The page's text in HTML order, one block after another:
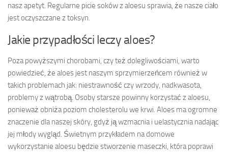
nasz apetyt. Regularne picie soków z aloesu sprawia, że nasze ciało
jest oczyszczane z toksyn.
Jakie przypadłości leczy aloes?
Poza powyższymi chorobami, czy też dolegliwościami, warto
powiedzieć, że aloes jest naszym sprzymierzeńcem również w
takich problemach jak: niestrawność czy wrzody, nadkwasota,
problemy z wątrobą. Osoby starsze powinny korzystać z aloesu,
ponieważ obniża poziom cholesterolu we krwi. Aloes ma ogromne
znaczenie dla naszej skóry, gdyż ją wzmacnia i uelastycznia nadając
jej młody wygląd. Świetnym przykładem na domowe
wykorzystanie aloesu będzie stworzenie maseczki, która poprawi